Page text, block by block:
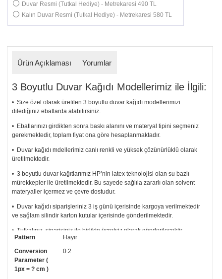
Duvar Resmi (Tutkal Hediye) - Metrekaresi 490 TL
Kalın Duvar Resmi (Tutkal Hediye) - Metrekaresi 580 TL
Ürün Açıklaması Yorumlar
3 Boyutlu Duvar Kağıdı Modellerimiz ile İlgili:
• Size özel olarak üretilen 3 boyutlu duvar kağıdı modellerimizi
dilediğiniz ebatlarda alabilirsiniz.
• Ebatlarınızı girdikten sonra baskı alanını ve materyal tipini seçmeniz
gerekmektedir, toplam fiyat ona göre hesaplanmaktadır.
• Duvar kağıdı mdellerimiz canlı renkli ve yüksek çözünürlüklü olarak
üretilmektedir.
• 3 boyutlu duvar kağıtlarımız HP’nin latex teknolojisi olan su bazlı
mürekkepler ile üretilmektedir. Bu sayede sağlıla zararlı olan solvent
materyaller içermez ve çevre dostudur.
• Duvar kağıdı siparişleriniz 3 iş günü içerisinde kargoya verilmektedir
ve sağlam silindir karton kutular içerisinde gönderilmektedir.
• Tutkalınız, siparişiniz ile birlikte ücretsiz olarak gönderilecektir.
Uygulaması standart duvar kağıdı ile aynıdır. Siparişiniz ile birlikte
uygulama kılavuzu da gönderilecektir.
• Resimli duvar kağıdı modelinizi siyah beyaz renklerde istiyorsanız bizi
arayıp talebinizi iletebilirsiniz.
Pattern
Hayır
Conversion
Parameter (
1px = ? cm )
0.2